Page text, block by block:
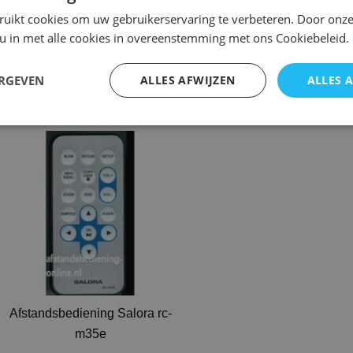
Afstandsbediening Salora
Opties selecteren
Afstandsbediening Salora
DVD-340KM dvd227m
€17,95
Opties selecteren
worden
de
productpagina
Afstandsbediening Salora rc-
m35e
Dit
product
heeft
meerdere
variaties.
Deze
optie
kan
worden
cookies om uw gebruikerservaring te verbeteren. Door
in met alle cookies in overeenstemming met ons Cookiebeleid.
ALLES
ALLES AFWIJZEN